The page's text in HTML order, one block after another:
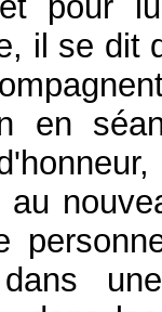
il se dit
en
au